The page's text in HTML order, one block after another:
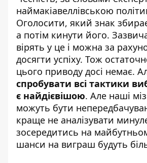
наймакіавеллівською
Оголосити, який знак
а потім кинути його.
вірять у це і можна за
досягти успіху. Тож
цього приводу досі немає.
спробувати всі тактики
є найдієвішою. Але наші
можуть бути
краще не аналізувати
зосередитись на
шанси на виграш будуть